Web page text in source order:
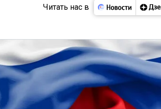
Читать нас в